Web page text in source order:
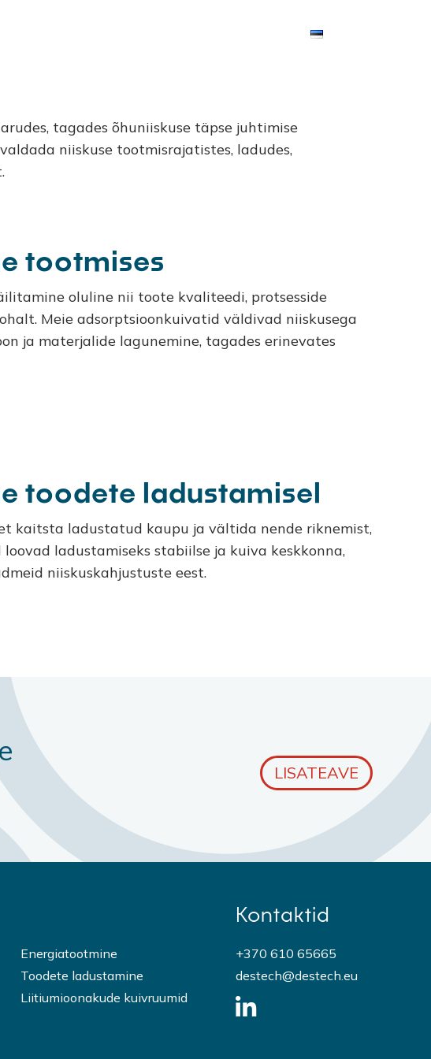
tagades õhuniiskuse täpse juhtimise
niiskuse tootmisrajatistes, ladudes,
tootmises
oluline nii toote kvaliteedi, protsesside
Meie adsorptsioonkuivatid väldivad niiskusega
ja materjalide lagunemine, tagades erinevates
toodete ladustamisel
kaitsta ladustatud kaupu ja vältida nende riknemist,
ladustamiseks stabiilse ja kuiva keskkonna,
niiskuskahjustuste eest.
LISATEAVE
Energiatootmine
Toodete ladustamine
Liitiumioonakude kuivruumid
Kontaktid
+370 610 65665
destech@destech.eu